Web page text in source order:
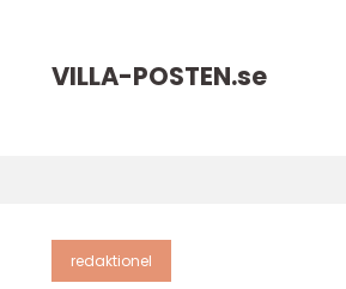
VILLA-POSTEN.se
redaktionel